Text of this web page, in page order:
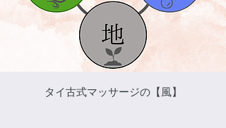
​タイ古式マッサージの【風】